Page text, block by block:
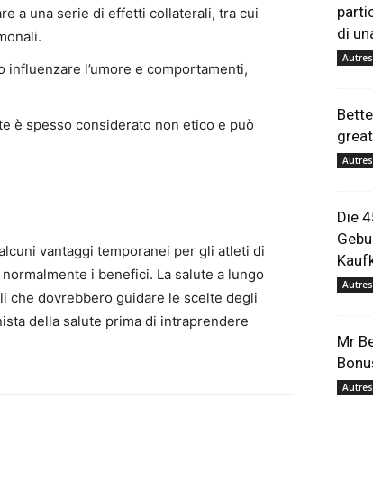
conseils
a una serie di effetti collaterali, tra cui
influenzare l’umore e comportamenti,
è spesso considerato non etico e può
vantaggi temporanei per gli atleti di
i benefici. La salute a lungo
che dovrebbero guidare le scelte degli
della salute prima di intraprendere
di
Autres
Autres
Die
Autres
Mr
Autres